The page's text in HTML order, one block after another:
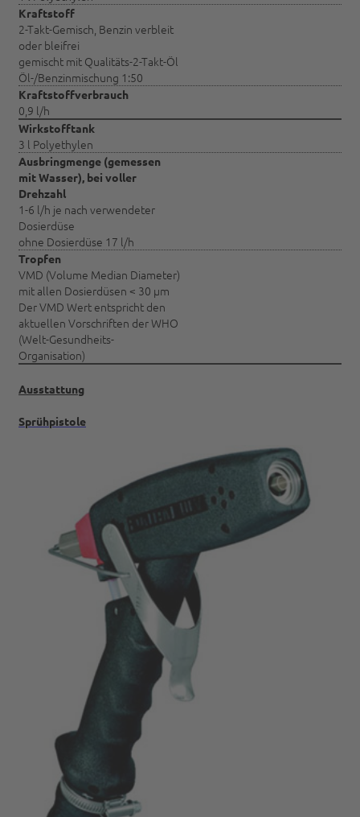
Kraftstoff
2-Takt-Gemisch, Benzin verbleit
oder bleifrei
gemischt mit Qualitäts-2-Takt-Öl
Öl-/Benzinmischung 1:50
Kraftstoffverbrauch
0,9 l/h
Wirkstofftank
3 l Polyethylen
Ausbringmenge (gemessen
mit Wasser), bei voller
Drehzahl
1-6 l/h je nach verwendeter
Dosierdüse
ohne Dosierdüse 17 l/h
Tropfen
VMD (Volume Median Diameter)
mit allen Dosierdüsen < 30 µm
Der VMD Wert entspricht den
aktuellen Vorschriften der WHO
(Welt-Gesundheits-
Organisation)
Ausstattung
Sprühpistole